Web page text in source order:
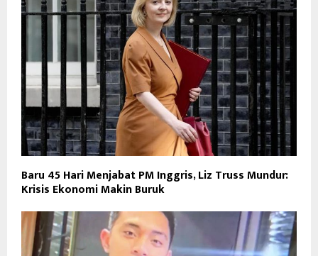
Baru 45 Hari Menjabat PM Inggris, Liz Truss Mundur:
Krisis Ekonomi Makin Buruk